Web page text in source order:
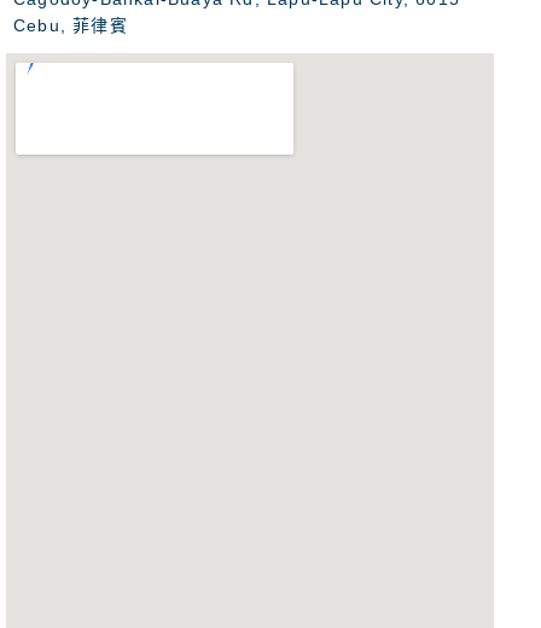
Cebu, 菲律賓